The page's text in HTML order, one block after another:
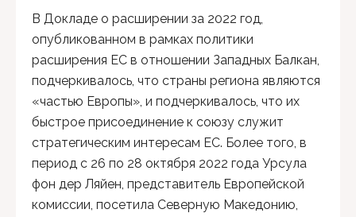
В Докладе о расширении за 2022 год,
опубликованном в рамках политики
расширения ЕС в отношении Западных Балкан,
подчеркивалось, что страны региона являются
«частью Европы», и подчеркивалось, что их
быстрое присоединение к союзу служит
стратегическим интересам ЕС. Более того, в
период с 26 по 28 октября 2022 года Урсула
фон дер Ляйен, представитель Европейской
комиссии, посетила Северную Македонию,